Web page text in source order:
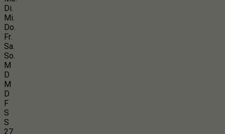
Di.
Mi.
Do.
Fr.
Sa.
So.
M
D
M
D
F
S
S
27